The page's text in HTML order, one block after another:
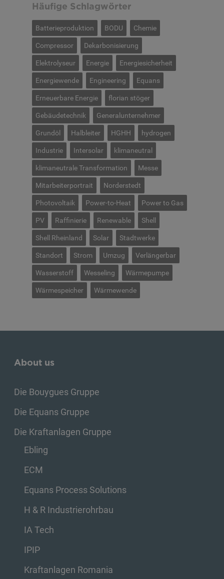
Häufige Schlagwörter
Batterieproduktion BODU Chemie
Compressor Dekarbonisierung
Elektrolyseur Energie Energiesicherheit
Energiewende Engineering Equans
Erneuerbare Energie florian stöger
Gebäudetechnik Generalunternehmer
Grundöl Halbleiter HGHH hydrogen
Industrie Intersolar klimaneutral
klimaneutrale Transformation Messe
Mitarbeiterportrait Norderstedt
Photovoltaik Power-to-Heat Power to Gas
PV Raffinierie Renewable Shell
Shell Rheinland Solar Stadtwerke
Standort Strom Umzug Verlängerbar
Wasserstoff Wesseling Wärmepumpe
Wärmespeicher Wärmewende
About us
Die Bouygues Gruppe
Die Equans Gruppe
Die Kraftanlagen Gruppe
Ebling
ECM
Equans Process Solutions
H & R Industrierohrbau
IA Tech
IPIP
Kraftanlagen Romania